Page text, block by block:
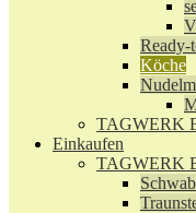
Ready-
Köche
TAGWERK
Einkaufen
TAGWERK